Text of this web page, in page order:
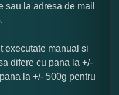
sau la adresa de mail
executate manual si
difere cu pana la +/-
la +/- 500g pentru